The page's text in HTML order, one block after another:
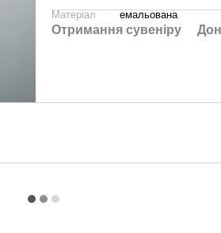
Матеріал
емальована
Отримання сувеніру